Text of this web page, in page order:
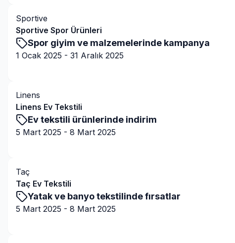
Sportive
Sportive Spor Ürünleri
Spor giyim ve malzemelerinde kampanya
1 Ocak 2025 - 31 Aralık 2025
Linens
Linens Ev Tekstili
Ev tekstili ürünlerinde indirim
5 Mart 2025 - 8 Mart 2025
Taç
Taç Ev Tekstili
Yatak ve banyo tekstilinde fırsatlar
5 Mart 2025 - 8 Mart 2025